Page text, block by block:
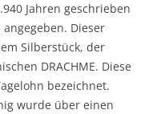
Jahren geschrieben
Dieser
Silberstück, der
DRACHME. Diese
bezeichnet.
wurde über einen